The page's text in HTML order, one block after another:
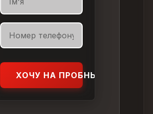
ХОЧУ НА ПРОБНЫЙ УРОК